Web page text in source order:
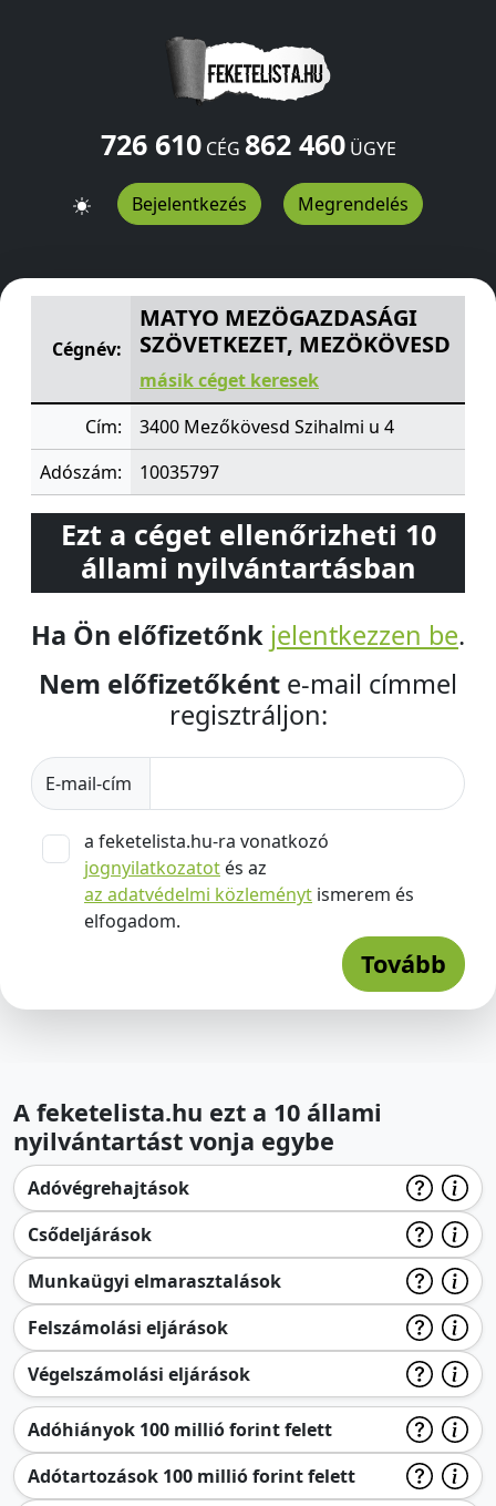
726 610CÉG 862 460ÜGYE
Bejelentkezés Megrendelés
MATYO MEZÖGAZDASÁGI SZÖVETKEZET, MEZÖKÖVESD
Cégnév:
MATYO MEZÖGAZDASÁGI
SZÖVETKEZET, MEZÖKÖVESD
másik céget keresek
Cím:
3400 Mezőkövesd Szihalmi u 4
Adószám:
10035797
Ezt a céget ellenőrizheti 10
állami nyilvántartásban
Ha Ön előfizetőnk jelentkezzen be.
Nem előfizetőként e-mail címmel
regisztráljon:
E-mail-cím
a feketelista.hu-ra vonatkozó
jognyilatkozatot és az
az adatvédelmi közleményt ismerem és
elfogadom.
Tovább
A feketelista.hu ezt a 10 állami
nyilvántartást vonja egybe
Adóvégrehajtások
Csődeljárások
Munkaügyi elmarasztalások
Felszámolási eljárások
Végelszámolási eljárások
Adóhiányok 100 millió forint felett
Adótartozások 100 millió forint felett